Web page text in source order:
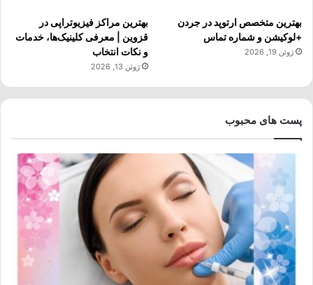
بهترین متخصص ارتوپد در جردن
+لوکیشن و شماره تماس
ژوئن 19, 2026
بهترین مراکز فیزیوتراپی در
قزوین | معرفی کلینیک‌ها، خدمات
و نکات انتخاب
ژوئن 13, 2026
پست های محبوب